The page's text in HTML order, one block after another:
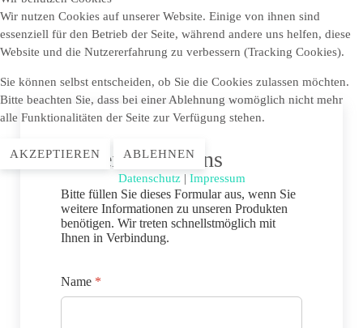
Schreiben Sie uns
Bitte füllen Sie dieses Formular aus, wenn Sie
weitere Informationen zu unseren Produkten
benötigen. Wir treten schnellstmöglich mit
Ihnen in Verbindung.
Name *
Wir nutzen Cookies auf unserer Website. Einige von ihnen sind
essenziell für den Betrieb der Seite, während andere uns helfen, diese
Website und die Nutzererfahrung zu verbessern (Tracking Cookies).
Sie können selbst entscheiden, ob Sie die Cookies zulassen möchten.
Bitte beachten Sie, dass bei einer Ablehnung womöglich nicht mehr
alle Funktionalitäten der Seite zur Verfügung stehen.
AKZEPTIEREN
ABLEHNEN
Datenschutz| Impressum